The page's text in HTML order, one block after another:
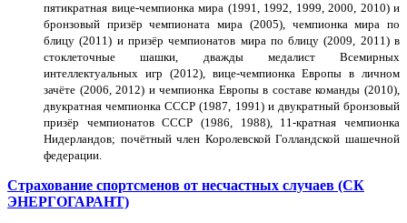
пятикратная вице-чемпионка мира (1991, 1992, 1999, 2000, 2010) и
бронзовый призёр чемпионата мира (2005), чемпионка мира по
блицу (2011) и призёр чемпионатов мира по блицу (2009, 2011) в
стоклеточные шашки, дважды медалист Всемирных
интеллектуальных игр (2012), вице-чемпионка Европы в личном
зачёте (2006, 2012) и чемпионка Европы в составе команды (2010),
двукратная чемпионка СССР (1987, 1991) и двукратный бронзовый
призёр чемпионатов СССР (1986, 1988), 11-кратная чемпионка
Нидерландов; почётный член Королевской Голландской шашечной
федерации.
Страхование спортсменов от несчастных случаев (СК
ЭНЕРГОГАРАНТ)